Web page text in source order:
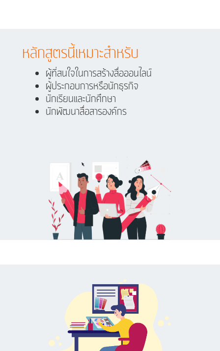
หลักสูตรนี้เหมาะสำหรับ
ผู้ที่สนใจในการสร้างสื่อออนไลน์
ผู้ประกอบการหรือนักธุรกิจ
นักเรียนและนักศึกษา
นักพัฒนาสื่อสารองค์กร